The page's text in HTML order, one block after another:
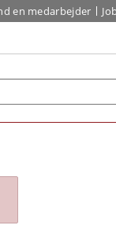
en medarbejder